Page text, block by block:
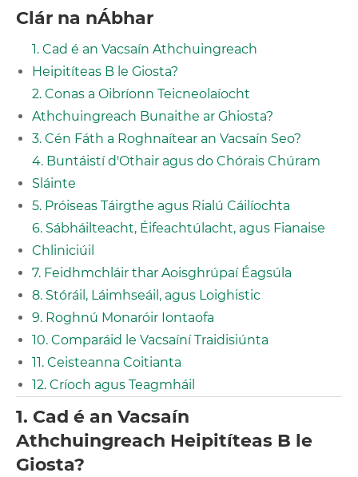
Clár na nÁbhar
1. Cad é an Vacsaín Athchuingreach
Heipitíteas B le Giosta?
2. Conas a Oibríonn Teicneolaíocht
Athchuingreach Bunaithe ar Ghiosta?
3. Cén Fáth a Roghnaítear an Vacsaín Seo?
4. Buntáistí d'Othair agus do Chórais Chúram
Sláinte
5. Próiseas Táirgthe agus Rialú Cáilíochta
6. Sábháilteacht, Éifeachtúlacht, agus Fianaise
Chliniciúil
7. Feidhmchláir thar Aoisghrúpaí Éagsúla
8. Stóráil, Láimhseáil, agus Loighistic
9. Roghnú Monaróir Iontaofa
10. Comparáid le Vacsaíní Traidisiúnta
11. Ceisteanna Coitianta
12. Críoch agus Teagmháil
1. Cad é an Vacsaín
Athchuingreach Heipitíteas B le
Giosta?